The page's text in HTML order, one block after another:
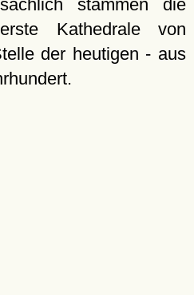
stammen die
Kathedrale von
der heutigen - aus